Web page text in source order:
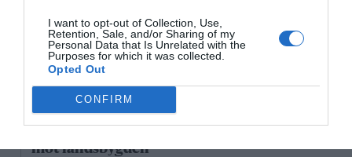
I want to opt-out of Collection, Use,
Retention, Sale, and/or Sharing of my
Personal Data that Is Unrelated with the
Purposes for which it was collected.
Opted Out
CONFIRM
Senaste nytt
06:00 NYHETER
Varg och björn utanför Hallstavik
8/8 KONSERVATIVA LEDARE
mot landsbygden